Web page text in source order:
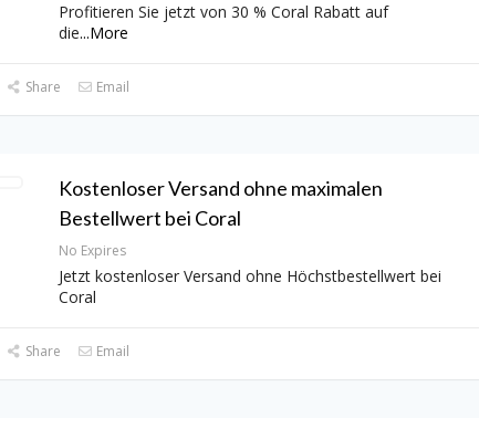
Profitieren Sie jetzt von 30 % Coral Rabatt auf
die...More
Share Email
Kostenloser Versand ohne maximalen
Bestellwert bei Coral
No Expires
Jetzt kostenloser Versand ohne Höchstbestellwert bei
Coral
Share Email